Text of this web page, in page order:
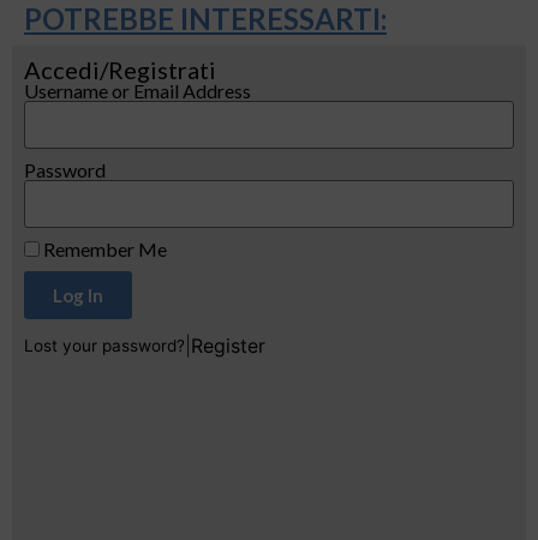
POTREBBE INTERESSARTI:
Accedi/Registrati
Username or Email Address
Password
Remember Me
Log In
Lost your password? Register